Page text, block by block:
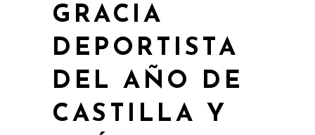
GRACIA
DEPORTISTA
DEL AÑO DE
CASTILLA Y